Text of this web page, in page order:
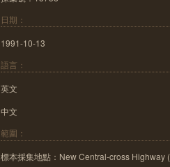
日期：
1991-10-13
語言：
英文
中文
範圍：
標本採集地點：New Central-cross Highway